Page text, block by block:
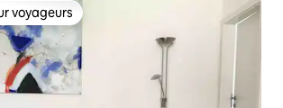
les plus appréciés
voyageurs